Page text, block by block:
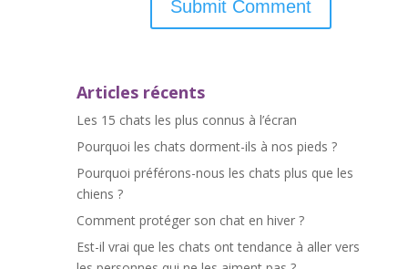
Articles récents
Les 15 chats les plus connus à l’écran
Pourquoi les chats dorment-ils à nos pieds ?
Pourquoi préférons-nous les chats plus que les
chiens ?
Comment protéger son chat en hiver ?
Est-il vrai que les chats ont tendance à aller vers